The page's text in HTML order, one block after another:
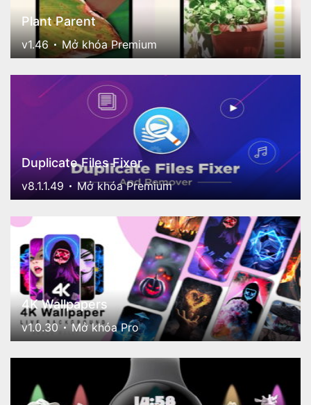
Plant Parent
v1.46 Mở khóa Premium
Duplicate Files Fixer
v8.1.1.49 Mở khóa Premium
4K Wallpapers
v1.0.30 Mở khóa Pro